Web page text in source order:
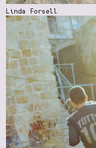
Linda Forsell